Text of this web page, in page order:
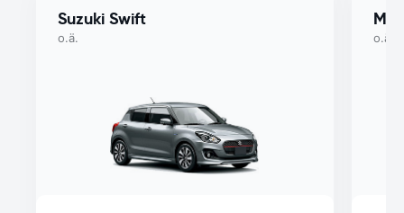
Suzuki Swift
o.ä. o.ä.